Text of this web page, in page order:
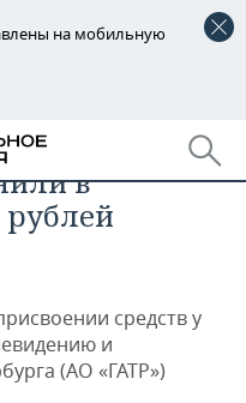
на мобильную
в
средств у
и
(АО «ГАТР»)